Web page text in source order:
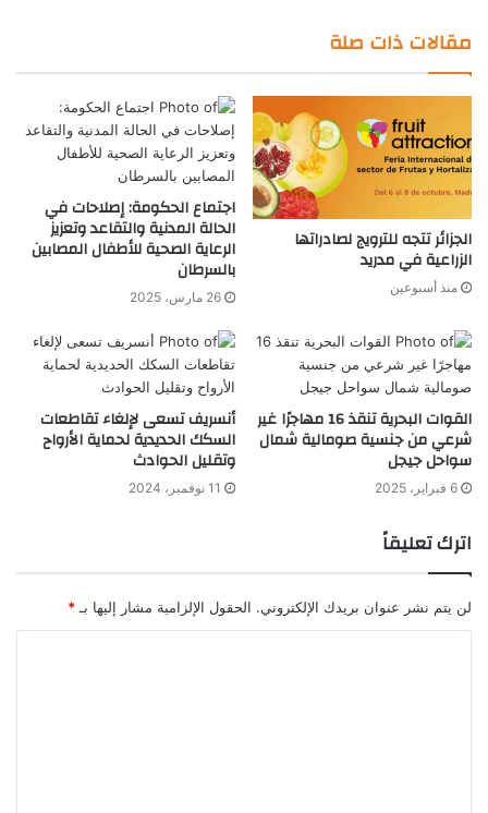
مقالات ذات صلة
الجزائر تتجه للترويج لصادراتها
الزراعية في مدريد
منذ أسبوعين
اجتماع الحكومة: إصلاحات في
الحالة المدنية والتقاعد وتعزيز
الرعاية الصحية للأطفال المصابين
بالسرطان
26 مارس، 2025
القوات البحرية تنقذ 16 مهاجرًا غير
شرعي من جنسية صومالية شمال
سواحل جيجل
6 فبراير، 2025
أنسريف تسعى لإلغاء تقاطعات
السكك الحديدية لحماية الأرواح
وتقليل الحوادث
11 نوفمبر، 2024
اترك تعليقاً
لن يتم نشر عنوان بريدك الإلكتروني. الحقول الإلزامية مشار إليها بـ *